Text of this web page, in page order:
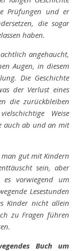
Prüfungen und er
die sogar
haben.
angehaucht,
Augen, in diesem
Die Geschichte
der Verlust eines
die zurückbleiben
Weise
auch ab und an mit
man gut mit Kindern
sein, aber
vorwiegend um
Lesestunden
Kinder nicht allein
zu Fragen führen
Buch um